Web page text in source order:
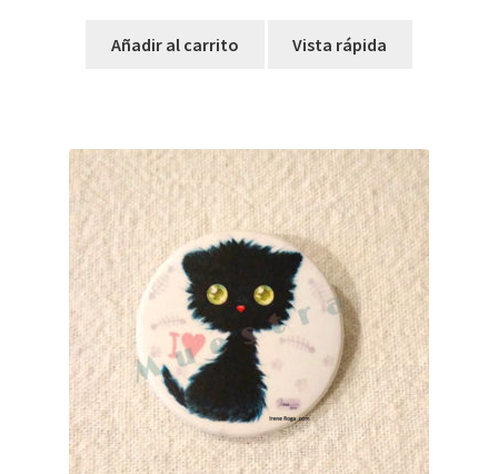
originalactual
Añadir al carrito Vista rápida